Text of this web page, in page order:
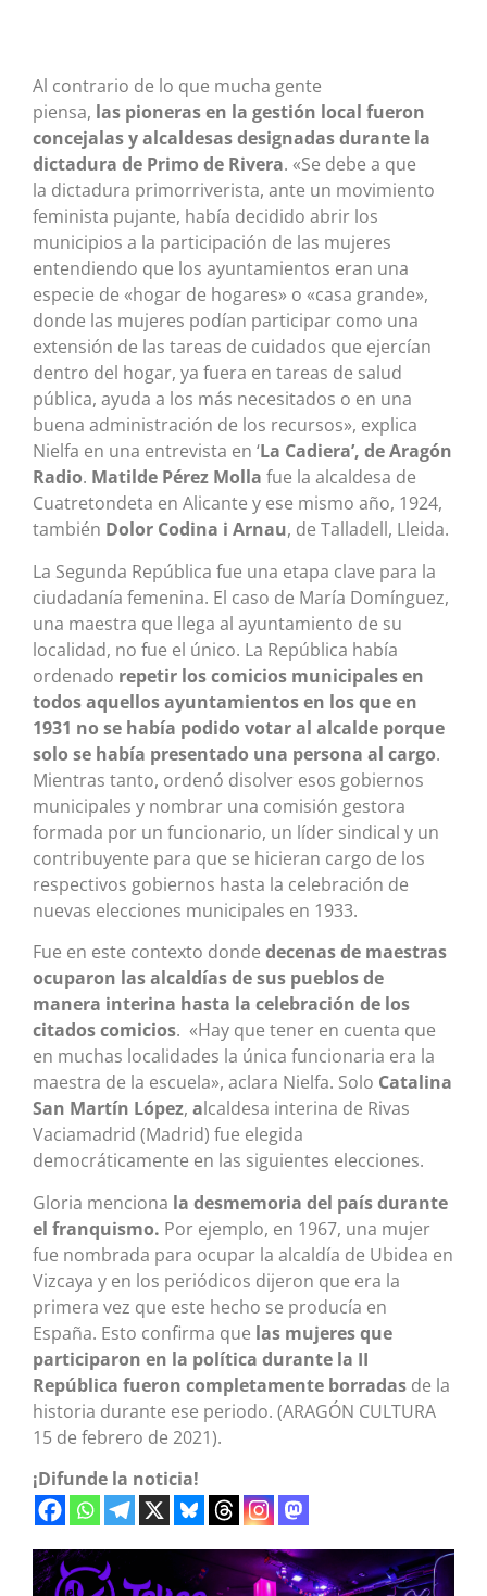
Al contrario de lo que mucha gente
piensa, las pioneras en la gestión local fueron
concejalas y alcaldesas designadas durante la
dictadura de Primo de Rivera. «Se debe a que
la dictadura primorriverista, ante un movimiento
feminista pujante, había decidido abrir los
municipios a la participación de las mujeres
entendiendo que los ayuntamientos eran una
especie de «hogar de hogares» o «casa grande»,
donde las mujeres podían participar como una
extensión de las tareas de cuidados que ejercían
dentro del hogar, ya fuera en tareas de salud
pública, ayuda a los más necesitados o en una
buena administración de los recursos», explica
Nielfa en una entrevista en ‘La Cadiera’, de Aragón
Radio. Matilde Pérez Molla fue la alcaldesa de
Cuatretondeta en Alicante y ese mismo año, 1924,
también Dolor Codina i Arnau, de Talladell, Lleida.
La Segunda República fue una etapa clave para la
ciudadanía femenina. El caso de María Domínguez,
una maestra que llega al ayuntamiento de su
localidad, no fue el único. La República había
ordenado repetir los comicios municipales en
todos aquellos ayuntamientos en los que en
1931 no se había podido votar al alcalde porque
solo se había presentado una persona al cargo.
Mientras tanto, ordenó disolver esos gobiernos
municipales y nombrar una comisión gestora
formada por un funcionario, un líder sindical y un
contribuyente para que se hicieran cargo de los
respectivos gobiernos hasta la celebración de
nuevas elecciones municipales en 1933.
Fue en este contexto donde decenas de maestras
ocuparon las alcaldías de sus pueblos de
manera interina hasta la celebración de los
citados comicios. «Hay que tener en cuenta que
en muchas localidades la única funcionaria era la
maestra de la escuela», aclara Nielfa. Solo Catalina
San Martín López, alcaldesa interina de Rivas
Vaciamadrid (Madrid) fue elegida
democráticamente en las siguientes elecciones.
Gloria menciona la desmemoria del país durante
el franquismo. Por ejemplo, en 1967, una mujer
fue nombrada para ocupar la alcaldía de Ubidea en
Vizcaya y en los periódicos dijeron que era la
primera vez que este hecho se producía en
España. Esto confirma que las mujeres que
participaron en la política durante la II
República fueron completamente borradas de la
historia durante ese periodo. (ARAGÓN CULTURA
15 de febrero de 2021).
¡Difunde la noticia!